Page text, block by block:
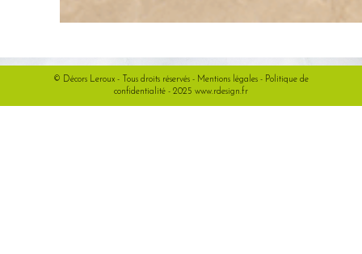
© Décors Leroux - Tous droits réservés - Mentions légales- Politique de
confidentialité- 2025 www.rdesign.fr